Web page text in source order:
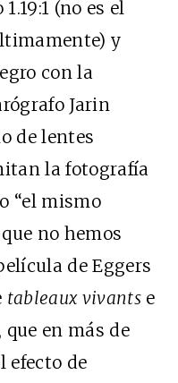
(no es el
y
con la
Jarin
de lentes
la fotografía
“el mismo
no hemos
de Eggers
tableaux vivants e
en más de
efecto de